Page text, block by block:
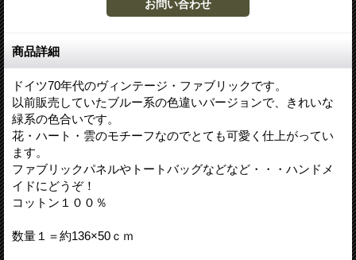
商品詳細
ドイツ70年代のヴィンテージ・ファブリックです。
以前販売していたブルー系の色違いバージョンで、きれいな
緑系の色合いです。
花・ハート・雲のモチーフなのでとても可愛く仕上がってい
ます。
ファブリックパネルやトートバッグなどなど・・・ハンドメ
イドにどうぞ！
コットン１００％
数量１＝約136×50ｃｍ